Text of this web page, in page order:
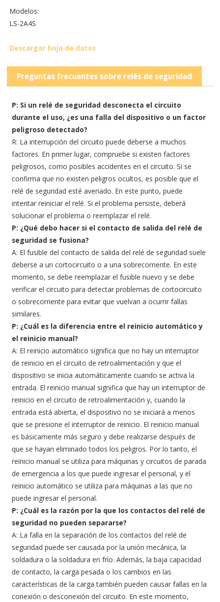
Modelos:
LS-2A4S
Descargar hoja de datos
Preguntas frecuentes sobre relés de seguridad
P: Si un relé de seguridad desconecta el circuito
durante el uso, ¿es una falla del dispositivo o un factor
peligroso detectado?
R: La interrupción del circuito puede deberse a muchos
factores. En primer lugar, compruebe si existen factores
peligrosos, como posibles accidentes en el circuito. Si se
confirma que no existen peligros ocultos, es posible que el
relé de seguridad esté averiado. En este punto, puede
intentar reiniciar el relé. Si el problema persiste, deberá
solucionar el problema o reemplazar el relé.
P: ¿Qué debo hacer si el contacto de salida del relé de
seguridad se fusiona?
A: El fusible del contacto de salida del relé de seguridad suele
deberse a un cortocircuito o a una sobrecorriente. En este
momento, se debe reemplazar el fusible nuevo y se debe
verificar el circuito para detectar problemas de cortocircuito
o sobrecorriente para evitar que vuelvan a ocurrir fallas
similares.
P: ¿Cuál es la diferencia entre el reinicio automático y
el reinicio manual?
A: El reinicio automático significa que no hay un interruptor
de reinicio en el circuito de retroalimentación y que el
dispositivo se inicia automáticamente cuando se activa la
entrada. El reinicio manual significa que hay un interruptor de
reinicio en el circuito de retroalimentación y, cuando la
entrada está abierta, el dispositivo no se iniciará a menos
que se presione el interruptor de reinicio. El reinicio manual
es básicamente más seguro y debe realizarse después de
que se hayan eliminado todos los peligros. Por lo tanto, el
reinicio manual se utiliza para máquinas y circuitos de parada
de emergencia a los que puede ingresar el personal, y el
reinicio automático se utiliza para máquinas a las que no
puede ingresar el personal.
P: ¿Cuál es la razón por la que los contactos del relé de
seguridad no pueden separarse?
A: La falla en la separación de los contactos del relé de
seguridad puede ser causada por la unión mecánica, la
soldadura o la soldadura en frío. Además, la baja capacidad
de contacto, la carga pesada o los cambios en las
características de la carga también pueden causar fallas en la
conexión o desconexión del circuito. En este momento,